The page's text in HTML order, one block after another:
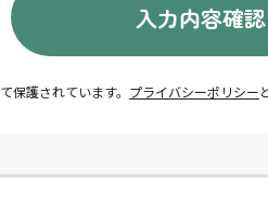
入力内容確認
保護されています。 プライバシーポリシー